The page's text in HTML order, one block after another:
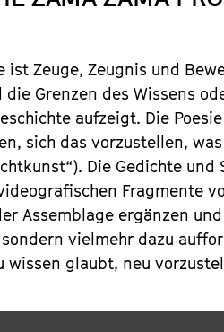
ist Zeuge, Zeugnis und
Grenzen des Wissens
aufzeigt. Die
sich das vorzustellen,
Die Gedichte
Fragmente
Assemblage ergänzen
vielmehr dazu
wissen glaubt, neu